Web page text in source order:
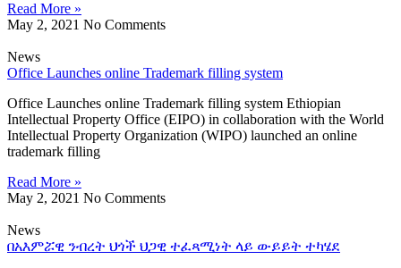
Read More »
May 2, 2021 No Comments
News
Office Launches online Trademark filling system
Office Launches online Trademark filling system Ethiopian
Intellectual Property Office (EIPO) in collaboration with the World
Intellectual Property Organization (WIPO) launched an online
trademark filling
Read More »
May 2, 2021 No Comments
News
በአእምሯዊ ንብረት ህጎች ህጋዊ ተፈጻሚነት ላይ ውይይት ተካሄደ